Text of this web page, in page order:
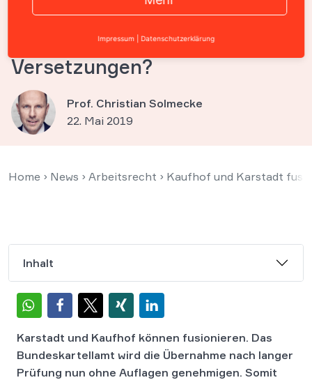
betroffen – was tun bei
(Änderungs-)Kündigungen und
Versetzungen?
Prof. Christian Solmecke
22. Mai 2019
Home › News › Arbeitsrecht › Kaufhof und Karstadt
Inhalt
Karstadt und Kaufhof können fusionieren. Das
Bundeskartellamt wird die Übernahme nach langer
Prüfung nun ohne Auflagen genehmigen. Somit
Impressum Datenschutzerklärung